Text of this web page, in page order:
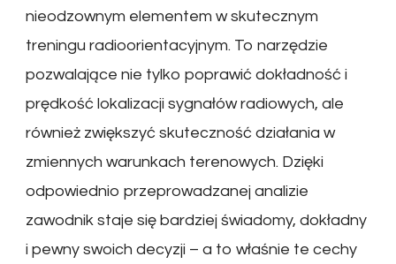
nieodzownym elementem w skutecznym
treningu radioorientacyjnym. To narzędzie
pozwalające nie tylko poprawić dokładność i
prędkość lokalizacji sygnałów radiowych, ale
również zwiększyć skuteczność działania w
zmiennych warunkach terenowych. Dzięki
odpowiednio przeprowadzanej analizie
zawodnik staje się bardziej świadomy, dokładny
i pewny swoich decyzji – a to właśnie te cechy